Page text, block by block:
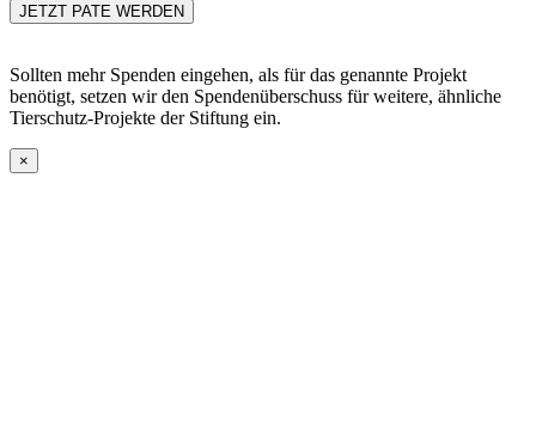
Sollten mehr Spenden eingehen, als für das genannte Projekt
benötigt, setzen wir den Spendenüberschuss für weitere, ähnliche
Tierschutz-Projekte der Stiftung ein.
×